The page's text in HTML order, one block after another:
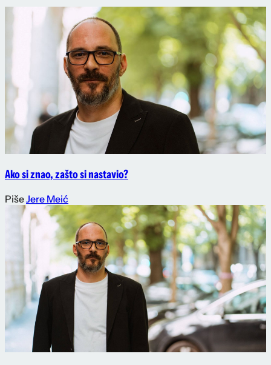
Ako si znao, zašto si nastavio?
PišeJere Meić